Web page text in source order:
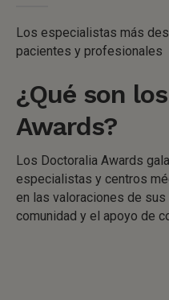
Los especialistas más
pacientes y profesionales
¿Qué son
Awards?
Los Doctoralia Awards
especialistas y centros
en las valoraciones de
comunidad y el apoyo de